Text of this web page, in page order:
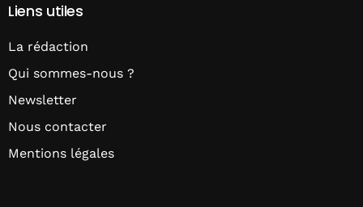
Liens utiles
La rédaction
Qui sommes-nous ?
Newsletter
Nous contacter
Mentions légales